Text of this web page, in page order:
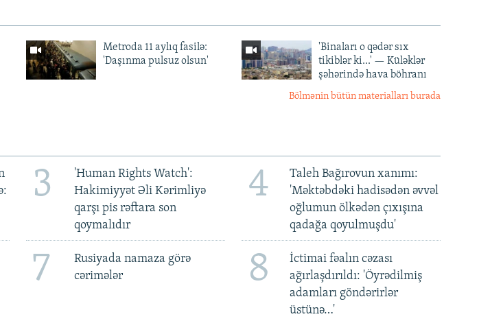
Metroda 11 aylıq fasilə:
'Daşınma pulsuz olsun'
'Binaları o qədər sıx
tikiblər ki...' — Küləklər
şəhərində hava böhranı
Bölmənin bütün materialları burada
3
'Human Rights Watch':
Hakimiyyət Əli Kərimliyə
qarşı pis rəftara son
qoymalıdır
4
Taleh Bağırovun xanımı:
'Məktəbdəki hadisədən əvvəl
oğlumun ölkədən çıxışına
qadağa qoyulmuşdu'
7
Rusiyada namaza görə
cərimələr
8
İctimai fəalın cəzası
ağırlaşdırıldı: 'Öyrədilmiş
adamları göndərirlər
üstünə…'